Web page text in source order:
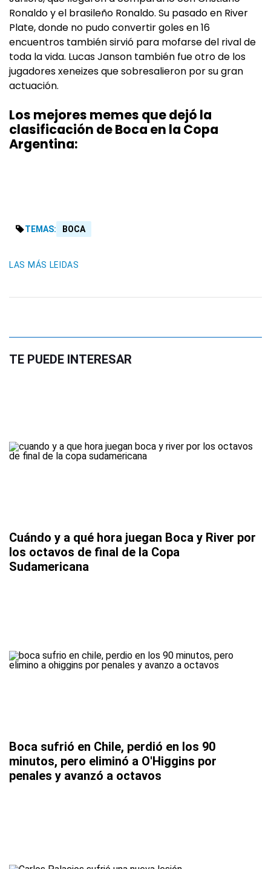
Ronaldo y el brasileño Ronaldo. Su pasado en River
Plate, donde no pudo convertir goles en 16
encuentros también sirvió para mofarse del rival de
toda la vida. Lucas Janson también fue otro de los
jugadores xeneizes que sobresalieron por su gran
actuación.
Los mejores memes que dejó la
clasificación de Boca en la Copa
Argentina:
TEMAS: BOCA
LAS MÁS LEIDAS
TE PUEDE INTERESAR
Cuándo y a qué hora juegan Boca y River por
los octavos de final de la Copa
Sudamericana
Boca sufrió en Chile, perdió en los 90
minutos, pero eliminó a O'Higgins por
penales y avanzó a octavos